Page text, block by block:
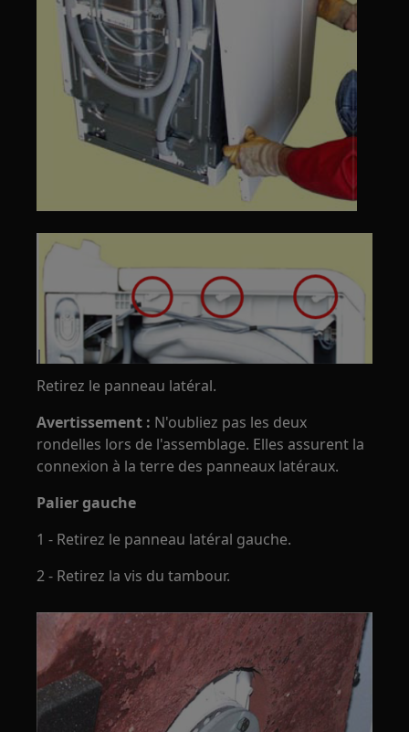
Retirez le panneau latéral.
Avertissement : N'oubliez pas les deux
rondelles lors de l'assemblage. Elles assurent la
connexion à la terre des panneaux latéraux.
Palier gauche
1 - Retirez le panneau latéral gauche.
2 - Retirez la vis du tambour.